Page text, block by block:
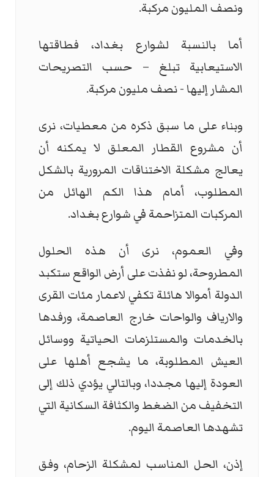
ونصف المليون مركبة.
أما بالنسبة لشوارع بغداد، فطاقتها
الاستيعابية تبلغ – حسب التصريحات
المشار إليها - نصف مليون مركبة.
وبناء على ما سبق ذكره من معطيات، نرى
أن مشروع القطار المعلق لا يمكنه أن
يعالج مشكلة الاختناقات المرورية بالشكل
المطلوب، أمام هذا الكم الهائل من
المركبات المتزاحمة في شوارع بغداد.
وفي العموم، نرى أن هذه الحلول
المطروحة، لو نفذت على أرض الواقع ستكبد
الدولة أموالا هائلة تكفي لاعمار مئات القرى
والارياف والواحات خارج العاصمة، ورفدها
بالخدمات والمستلزمات الحياتية ووسائل
العيش المطلوبة، ما يشجع أهلها على
العودة إليها مجددا، وبالتالي يؤدي ذلك إلى
التخفيف من الضغط والكثافة السكانية التي
تشهدها العاصمة اليوم.
إذن، الحل المناسب لمشكلة الزحام، وفق